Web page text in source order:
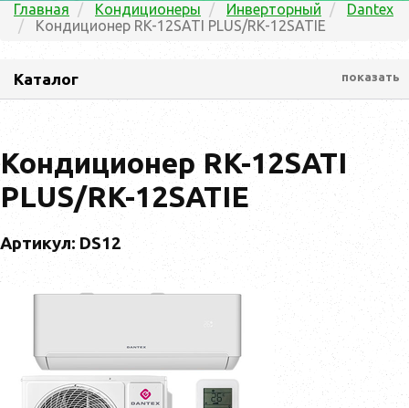
Главная Кондиционеры Инверторный
Dantex
Кондиционер RK-12SATI PLUS/RK-12SATIE
Каталог показать
Кондиционер RK-12SATI
PLUS/RK-12SATIE
Артикул: DS12